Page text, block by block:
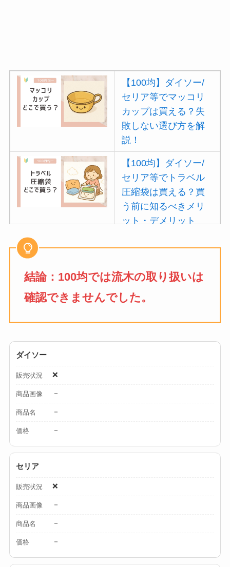
【100均】ダイソー/
セリア等でマッコリ
カップは買える？失
敗しない選び方を解
説！
【100均】ダイソー/
セリア等でトラベル
圧縮袋は買える？買
う前に知るべきメリ
ット・デメリット
セリア等でポイズン
る？使い方や選び方
【100均】ダイソー/
ファンカバーは買え
介！
結論：100均では流木の取り扱いは
確認できませんでした。
ダイソー
販売状況 ❌
商品画像 －
商品名 －
価格 －
セリア
販売状況 ❌
商品画像 －
商品名 －
価格 －